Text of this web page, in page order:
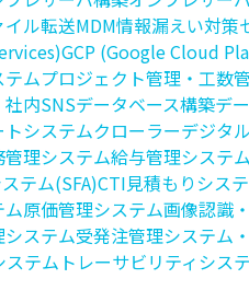
イル転送MDM情報漏えい対策
GCP (Google Cloud
テムプロジェクト管理・工数
内SNSデータベース構築デ
トシステムクローラーデジタ
管理システム給与管理システム
テム(SFA)CTI見積もりシス
ム原価管理システム画像認識
ステム受発注管理システム
ステム トレーサビリティシス